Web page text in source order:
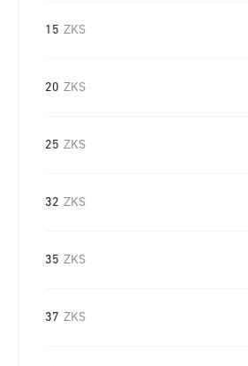
15 ZKS
20 ZKS
25 ZKS
32 ZKS
35 ZKS
37 ZKS